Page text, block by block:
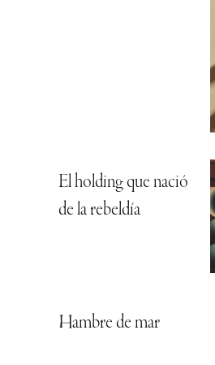
El holding que nació
de la rebeldía
Hambre de mar